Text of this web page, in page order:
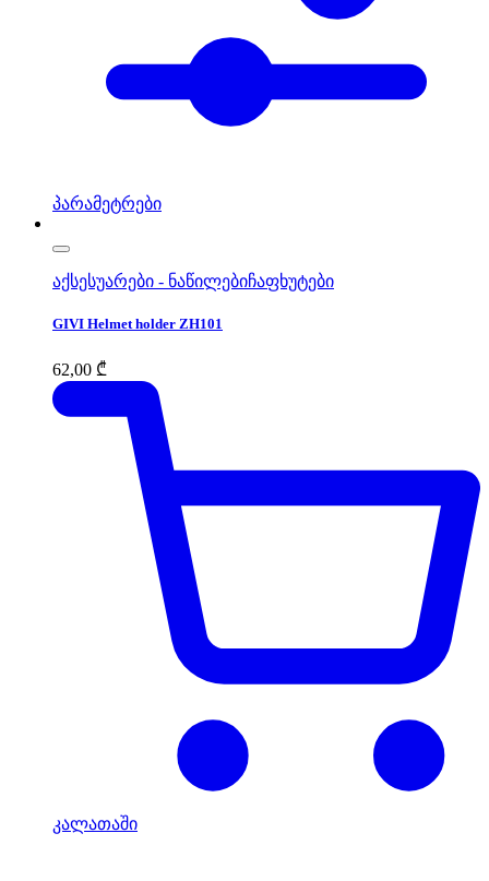
პარამეტრები
აქსესუარები - ნაწილებიჩაფხუტები
GIVI Helmet holder ZH101
62,00 ₾
კალათაში